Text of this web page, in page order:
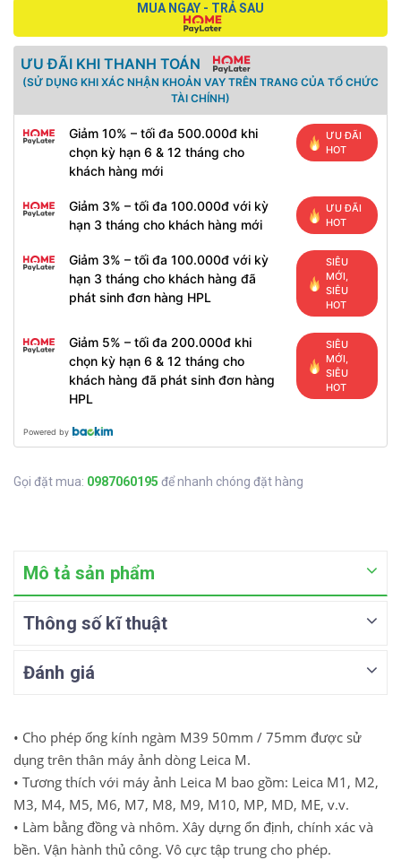
MUA NGAY - TRẢ SAU
ƯU ĐÃI KHI THANH TOÁN
(SỬ DỤNG KHI XÁC NHẬN KHOẢN VAY TRÊN TRANG CỦA TỔ CHỨC
TÀI CHÍNH)
Giảm 10% – tối đa 500.000đ khi
chọn kỳ hạn 6 & 12 tháng cho
khách hàng mới
ƯU ĐÃI
HOT
Giảm 3% – tối đa 100.000đ với kỳ
hạn 3 tháng cho khách hàng mới
ƯU ĐÃI
HOT
Giảm 3% – tối đa 100.000đ với kỳ
hạn 3 tháng cho khách hàng đã
phát sinh đơn hàng HPL
SIÊU
MỚI,
SIÊU
HOT
Giảm 5% – tối đa 200.000đ khi
chọn kỳ hạn 6 & 12 tháng cho
khách hàng đã phát sinh đơn hàng
HPL
SIÊU
MỚI,
SIÊU
HOT
Powered by
Gọi đặt mua: 0987060195 để nhanh chóng đặt hàng
Mô tả sản phẩm
Thông số kĩ thuật
Đánh giá
• Cho phép ống kính ngàm M39 50mm / 75mm được sử
dụng trên thân máy ảnh dòng Leica M.
• Tương thích với máy ảnh Leica M bao gồm: Leica M1, M2,
M3, M4, M5, M6, M7, M8, M9, M10, MP, MD, ME, v.v.
• Làm bằng đồng và nhôm. Xây dựng ổn định, chính xác và
bền. Vận hành thủ công. Vô cực tập trung cho phép.